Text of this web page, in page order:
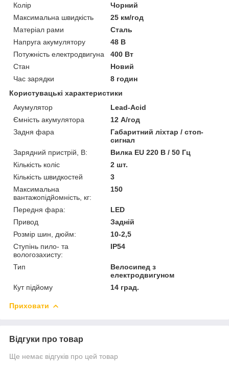
Колір
Чорний
Максимальна швидкість
25 км/год
Матеріал рами
Сталь
Напруга акумулятору
48 В
Потужність електродвигуна
400 Вт
Стан
Новий
Час зарядки
8 годин
Користувацькі характеристики
Акумулятор
Lead-Acid
Ємність акумулятора
12 А/год
Задня фара
Габаритний ліхтар / стоп-
сигнал
Зарядний пристрій, В:
Вилка EU 220 В / 50 Гц
Кількість коліс
2 шт.
Кількість швидкостей
3
Максимальна
вантажопідйомність, кг:
150
Передня фара:
LED
Привод
Задній
Розмір шин, дюйм:
10-2,5
Ступінь пило- та
вологозахисту:
IP54
Тип
Велосипед з
електродвигуном
Кут підйому
14 град.
Приховати
Відгуки про товар
Ще немає відгуків про цей товар